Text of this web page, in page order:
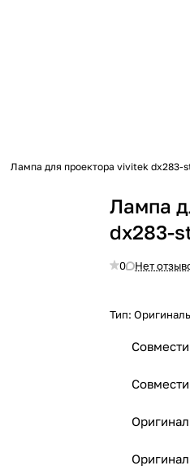
Лампа для проектора vivitek dx283-
Лампа
dx283-
0 Нет
Тип: